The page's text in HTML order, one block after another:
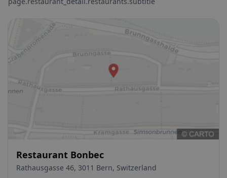
Restaurant Bonbec
Rathausgasse 46, 3011 Bern, Switzerland